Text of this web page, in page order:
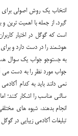
انتخاب یک روش اصولی برای
گیرد. از جمله با اهمیت ترین و
است که گوگل در اختیار
هوشمند را در دست دارد و
به جستوجو جواب یک سوال
جواب مورد نظر را به دست می
نمی دانند باید به کدام
سالنی مناسب را اشکار کنند؛
انجام بدهند، شیوه های
تبلیغات آکادمی زیبایی در